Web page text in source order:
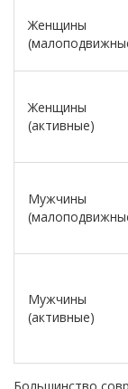
Женщины
Женщины
(активные)
Мужчины
Мужчины
(активные)